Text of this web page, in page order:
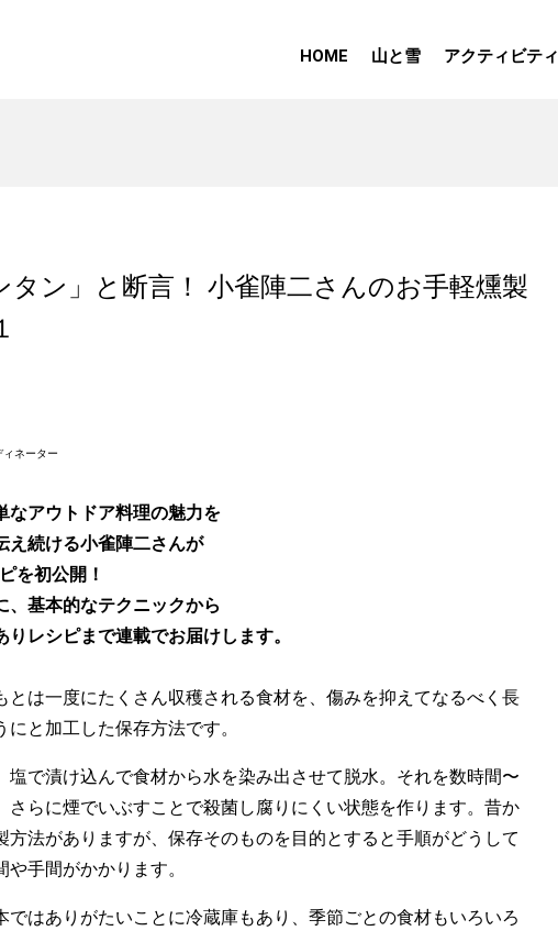
HOME 山と雪 アクティビティ
タン」と断言！ 小雀陣二さんのお手軽燻製
ィネーター
なアウトドア料理の魅力を
え続ける小雀陣二さんが
を初公開！
、基本的なテクニックから
レシピまで連載でお届けします。
は一度にたくさん収穫される食材を、傷みを抑えてなるべく長
にと加工した保存方法です。
で漬け込んで食材から水を染み出させて脱水。それを数時間〜
さらに煙でいぶすことで殺菌し腐りにくい状態を作ります。昔か
方法がありますが、保存そのものを目的とすると手順がどうして
手間がかかります。
はありがたいことに冷蔵庫もあり、季節ごとの食材もいろいろ